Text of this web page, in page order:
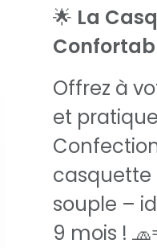
🌟 La
Offrez à
et
casquette
souple –
9 mois !